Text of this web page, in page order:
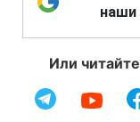
наши
Или